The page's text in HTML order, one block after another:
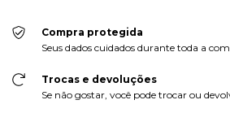
Compra protegida
Seus dados cuidados durante toda a
Trocas e devoluções
Se não gostar, você pode trocar ou